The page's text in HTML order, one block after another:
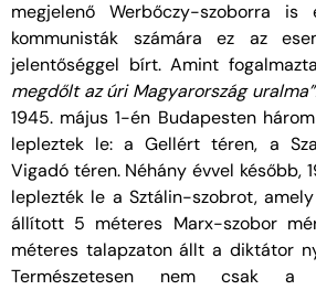
megjelenő Werbőczy-szoborra
kommunisták számára ez az
jelentőséggel bírt. Amint
megdőlt az úri Magyarország
1945. május 1-én Budapesten
lepleztek le: a Gellért téren, a
Vigadó téren. Néhány évvel később,
leplezték le a Sztálin-szobrot,
állított 5 méteres Marx-szobor
méteres talapzaton állt a diktátor
Természetesen nem csak